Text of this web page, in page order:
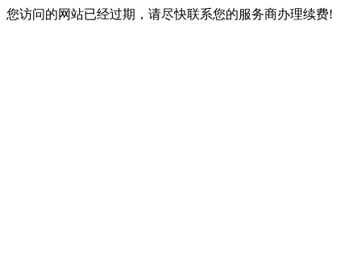
您访问的网站已经过期，请尽快联系您的服务商办理续费!